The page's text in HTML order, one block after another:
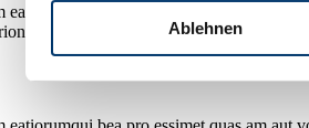
Ablehnen
bea pro essimet quas am aut
quatemp errovid quod ent aut aut